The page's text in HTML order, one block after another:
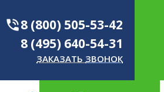
8 (800) 505-53-42
8 (495) 640-54-31
ЗАКАЗАТЬ ЗВОНОК